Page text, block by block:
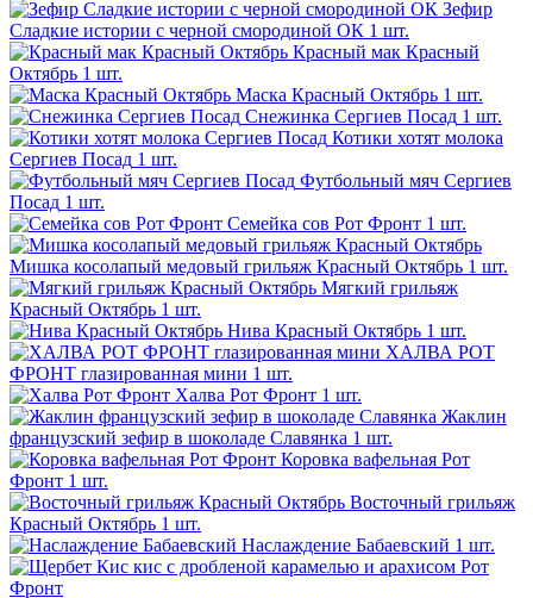
Зефир
Сладкие истории с черной смородиной ОК 1 шт.
Красный мак Красный
Октябрь 1 шт.
Маска Красный Октябрь 1 шт.
Снежинка Сергиев Посад 1 шт.
Котики хотят молока
Сергиев Посад 1 шт.
Футбольный мяч Сергиев
Посад 1 шт.
Семейка сов Рот Фронт 1 шт.
Мишка косолапый медовый грильяж Красный Октябрь 1 шт.
Мягкий грильяж
Красный Октябрь 1 шт.
Нива Красный Октябрь 1 шт.
ХАЛВА РОТ
ФРОНТ глазированная мини 1 шт.
Халва Рот Фронт 1 шт.
Жаклин
французский зефир в шоколаде Славянка 1 шт.
Коровка вафельная Рот
Фронт 1 шт.
Восточный грильяж
Красный Октябрь 1 шт.
Наслаждение Бабаевский 1 шт.